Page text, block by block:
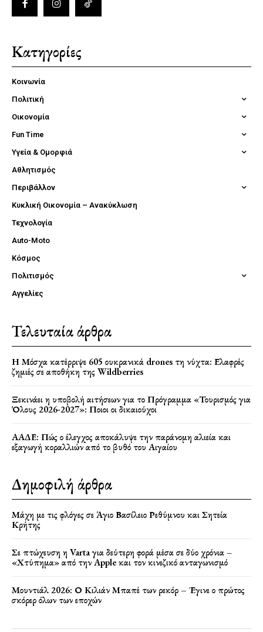
Κατηγορίες
Κοινωνία
Πολιτική
Οικονομία
Fun Time
Υγεία & Ομορφιά
Αθλητισμός
Περιβάλλον
Κυκλική Οικονομία – Ανακύκλωση
Τεχνολογία
Auto-Moto
Κόσμος
Πολιτισμός
Αγγελίες
Τελευταία άρθρα
Η Μόσχα κατέρριψε 605 ουκρανικά drones τη νύχτα: Ελαφρές
ζημιές σε αποθήκη της Wildberries
Ξεκινάει η υποβολή αιτήσεων για το Πρόγραμμα «Τουρισμός για
Όλους 2026-2027»: Ποιοι οι δικαιούχοι
ΑΑΔΕ: Πώς ο έλεγχος αποκάλυψε την παράνομη αλιεία και
εξαγωγή κοραλλιών από το βυθό του Αιγαίου
Δημοφιλή άρθρα
Μάχη με τις φλόγες σε Άγιο Βασίλειο Ρεθύμνου και Σητεία
Κρήτης
Σε πτώχευση η Varta για δεύτερη φορά μέσα σε δύο χρόνια –
«Χτύπημα» από την Apple και τον κινεζικό ανταγωνισμό
Μουντιάλ 2026: Ο Κιλιάν Μπαπέ των ρεκόρ – Έγινε ο πρώτος
σκόρερ όλων των εποχών